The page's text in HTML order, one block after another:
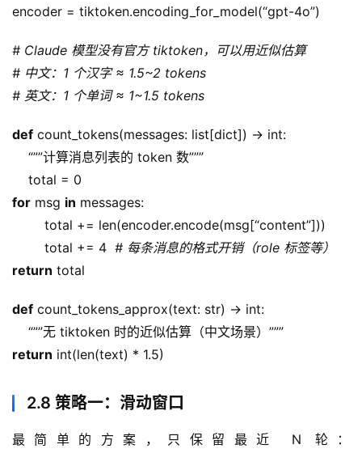
encoder = tiktoken.encoding_for_model(“gpt-4o”)
# Claude 模型没有官方 tiktoken，可以用近似估算
# 中文：1 个汉字 ≈ 1.5~2 tokens
# 英文：1 个单词 ≈ 1~1.5 tokens
def count_tokens(messages: list[dict]) -> int:
“””计算消息列表的 token 数”””
total = 0
for msg in messages:
total += len(encoder.encode(msg[“content”]))
total += 4 # 每条消息的格式开销（role 标签等）
return total
def count_tokens_approx(text: str) -> int:
“””无 tiktoken 时的近似估算（中文场景）”””
return int(len(text) * 1.5)
2.8 策略一：滑动窗口
最简单的方案，只保留最近 N 轮：